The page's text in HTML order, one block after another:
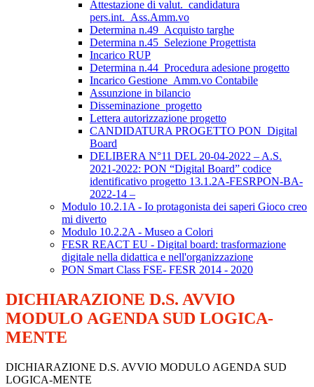
Attestazione di valut._candidatura
pers.int._Ass.Amm.vo
Determina n.49_Acquisto targhe
Determina n.45_Selezione Progettista
Incarico RUP
Determina n.44_Procedura adesione progetto
Incarico Gestione_Amm.vo Contabile
Assunzione in bilancio
Disseminazione_progetto
Lettera autorizzazione progetto
CANDIDATURA PROGETTO PON_Digital
Board
DELIBERA N°11 DEL 20-04-2022 – A.S.
2021-2022: PON “Digital Board” codice
identificativo progetto 13.1.2A-FESRPON-BA-
2022-14 –
Modulo 10.2.1A - Io protagonista dei saperi Gioco creo
mi diverto
Modulo 10.2.2A - Museo a Colori
FESR REACT EU - Digital board: trasformazione
digitale nella didattica e nell'organizzazione
PON Smart Class FSE- FESR 2014 - 2020
DICHIARAZIONE D.S. AVVIO
MODULO AGENDA SUD LOGICA-
MENTE
DICHIARAZIONE D.S. AVVIO MODULO AGENDA SUD
LOGICA-MENTE